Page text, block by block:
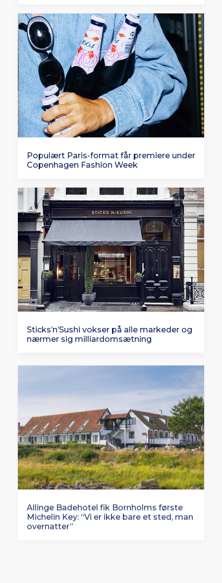
Populært Paris-format får premiere under
Copenhagen Fashion Week
Sticks’n’Sushi vokser på alle markeder og
nærmer sig milliardomsætning
Allinge Badehotel fik Bornholms første
Michelin Key: “Vi er ikke bare et sted, man
overnatter”